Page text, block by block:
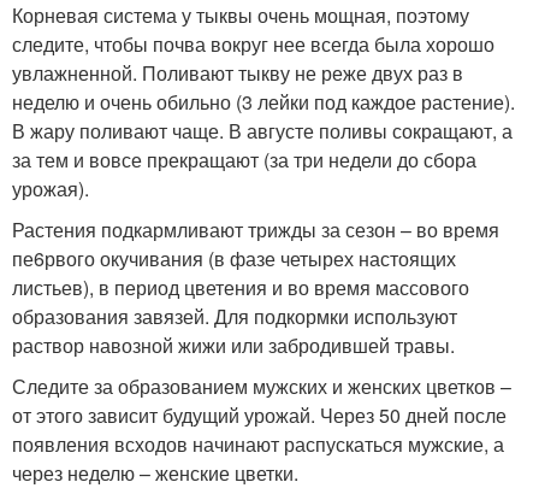
Корневая система у тыквы очень мощная, поэтому
следите, чтобы почва вокруг нее всегда была хорошо
увлажненной. Поливают тыкву не реже двух раз в
неделю и очень обильно (3 лейки под каждое растение).
В жару поливают чаще. В августе поливы сокращают, а
за тем и вовсе прекращают (за три недели до сбора
урожая).
Растения подкармливают трижды за сезон – во время
пе6рвого окучивания (в фазе четырех настоящих
листьев), в период цветения и во время массового
образования завязей. Для подкормки используют
раствор навозной жижи или забродившей травы.
Следите за образованием мужских и женских цветков –
от этого зависит будущий урожай. Через 50 дней после
появления всходов начинают распускаться мужские, а
через неделю – женские цветки.